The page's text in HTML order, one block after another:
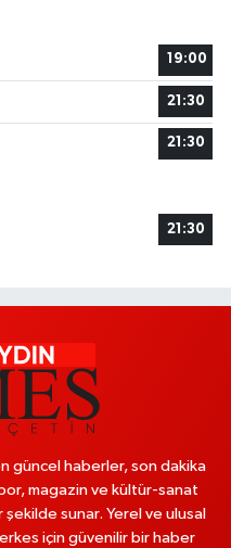
19:00
21:30
21:30
21:30
güncel haberler, son dakika
magazin ve kültür-sanat
sunar. Yerel ve ulusal
için güvenilir bir haber